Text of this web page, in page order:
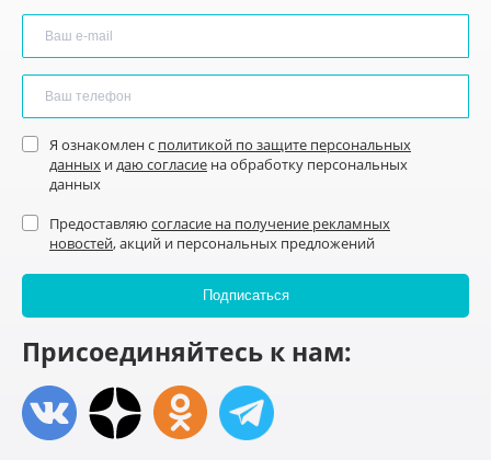
Я ознакомлен с политикой по защите персональных
данных идаю согласие на обработку персональных
данных
Предоставляю согласие на получение рекламных
новостей, акций и персональных предложений
Присоединяйтесь к нам: